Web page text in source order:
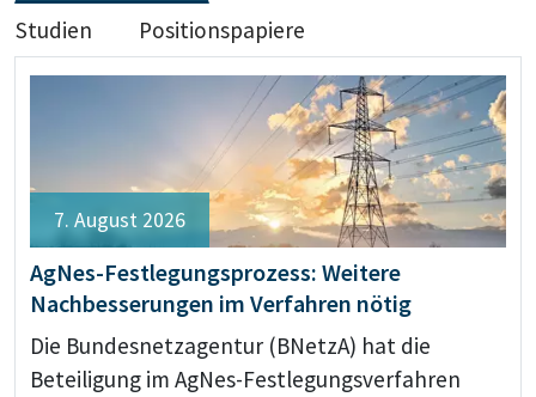
Studien
Positionspapiere
7. August 2026
AgNes-Festlegungsprozess: Weitere
Nachbesserungen im Verfahren nötig
Die Bundesnetzagentur (BNetzA) hat die
Beteiligung im AgNes-Festlegungsverfahren